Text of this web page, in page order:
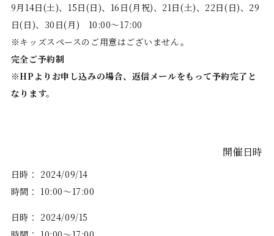
9月14日(土)、15日(日)、16日(月祝)、21日(土)、22日(日)、29
日(日)、30日(月) 10:00～17:00
※キッズスペースのご用意はございません。
完全ご予約制
※HPよりお申し込みの場合、返信メールをもって予約完了と
なります。
開催日時
日時： 2024/09/14
時間： 10:00～17:00
日時： 2024/09/15